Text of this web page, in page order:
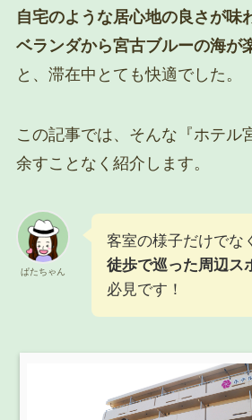
自宅のような居心地の良さが味
ベランダから宮古ブルーの海が
と、滞在中とても快適でした。
この記事では、そんな『ホテル
余すことなく紹介します。
ぱたちゃん
客室の様子だけでな
徒歩で巡った周辺ス
必見です！